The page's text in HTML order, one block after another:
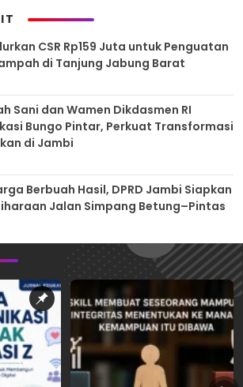
CSR Rp159 Juta untuk Penguatan
di Tanjung Jabung Barat
Sani dan Wamen Dikdasmen RI
Bungo Pintar, Perkuat Transformasi
di Jambi
Berbuah Hasil, DPRD Jambi Siapkan
Jalan Simpang Betung–Pintas